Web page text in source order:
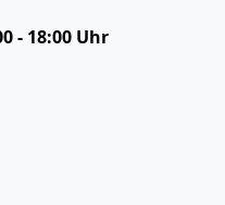
- 18:00 Uhr